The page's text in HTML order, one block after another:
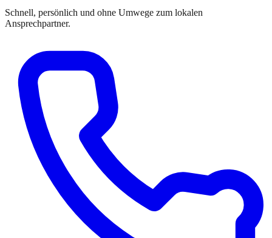
Schnell, persönlich und ohne Umwege zum lokalen
Ansprechpartner.